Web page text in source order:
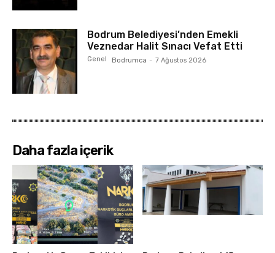
Bodrum Belediyesi’nden Emekli
Veznedar Halit Sınacı Vefat Etti
Genel Bodrumca - 7 Ağustos 2026
Daha fazla içerik